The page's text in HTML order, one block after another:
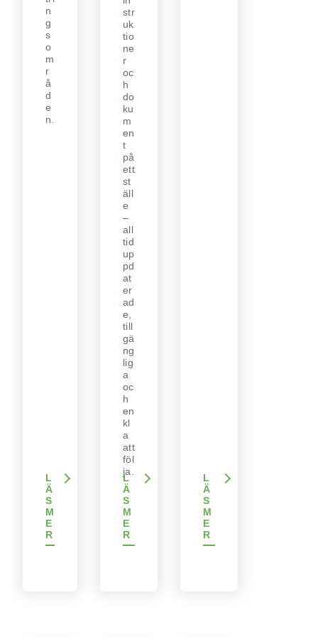
n
g
s
o
m
r
å
d
e
n.
L
Ä
S
M
E
R
str
uk
tio
ne
r
oc
h
do
ku
m
en
t
på
ett
st
äll
e
–
all
tid
up
pd
at
er
ad
e,
till
gä
ng
lig
a
oc
h
en
kl
a
att
föl
ja.
L
Ä
S
M
E
R
L
Ä
S
M
E
R